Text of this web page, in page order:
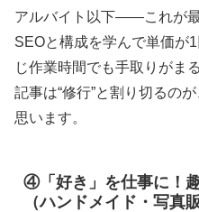
アルバイト以下——これが最
SEOと構成を学んで単価が
じ作業時間でも手取りがま
記事は“修行”と割り切るの
思います。
④「好き」を仕事に！
（ハンドメイド・写真販